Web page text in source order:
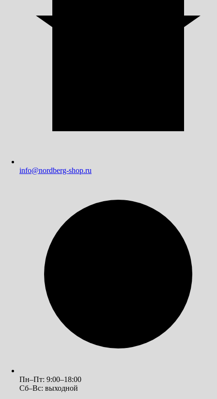
info@nordberg-shop.ru
Пн–Пт: 9:00–18:00
Сб–Вс: выходной